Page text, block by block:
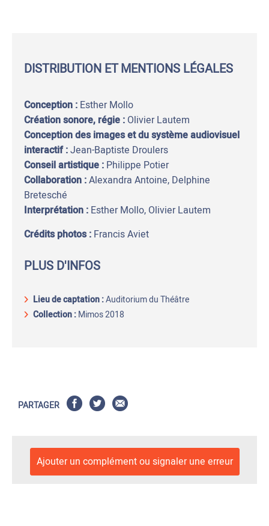
DISTRIBUTION ET MENTIONS LÉGALES
Conception : Esther Mollo
Création sonore, régie : Olivier Lautem
Conception des images et du système audiovisuel
interactif :Jean-Baptiste Droulers
Conseil artistique : Philippe Potier
Collaboration :Alexandra Antoine, Delphine
Bretesché
Interprétation : Esther Mollo, Olivier Lautem
Crédits photos : Francis Aviet
PLUS D'INFOS
Lieu de captation:Auditorium du Théâtre
Collection :Mimos 2018
PARTAGER
Ajouter un complément ou signaler une erreur